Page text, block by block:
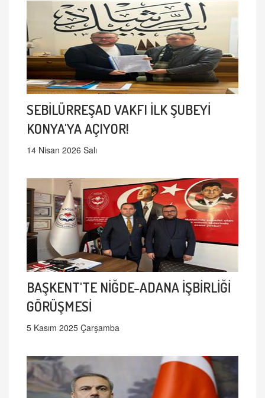
SEBİLÜRREŞAD VAKFI İLK ŞUBEYİ
KONYA'YA AÇIYOR!
14 Nisan 2026 Salı
BAŞKENT'TE NİĞDE-ADANA İŞBİRLİĞİ
GÖRÜŞMESİ
5 Kasım 2025 Çarşamba